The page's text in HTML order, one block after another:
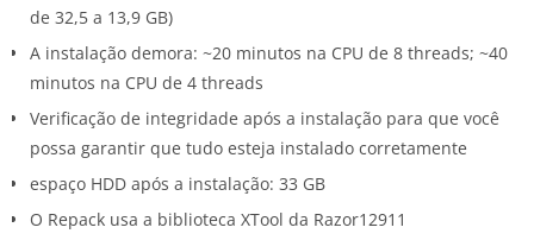
de 32,5 a 13,9 GB)
A instalação demora: ~20 minutos na CPU de 8 threads; ~40
minutos na CPU de 4 threads
Verificação de integridade após a instalação para que você
possa garantir que tudo esteja instalado corretamente
espaço HDD após a instalação: 33 GB
O Repack usa a biblioteca XTool da Razor12911